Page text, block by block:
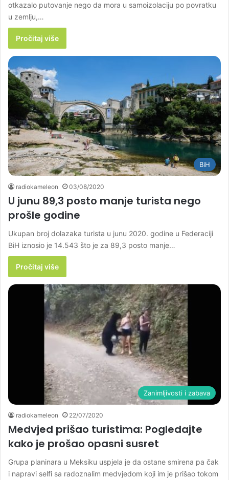
otkazalo putovanje nego da mora u samoizolaciju po povratku
u zemlju,…
Pročitaj više
BiH
radiokameleon 03/08/2020
U junu 89,3 posto manje turista nego
prošle godine
Ukupan broj dolazaka turista u junu 2020. godine u Federaciji
BiH iznosio je 14.543 što je za 89,3 posto manje…
Pročitaj više
Zanimljivosti i zabava
radiokameleon 22/07/2020
Medvjed prišao turistima: Pogledajte
kako je prošao opasni susret
Grupa planinara u Meksiku uspjela je da ostane smirena pa čak
i napravi selfi sa radoznalim medvjedom koji im je prišao tokom